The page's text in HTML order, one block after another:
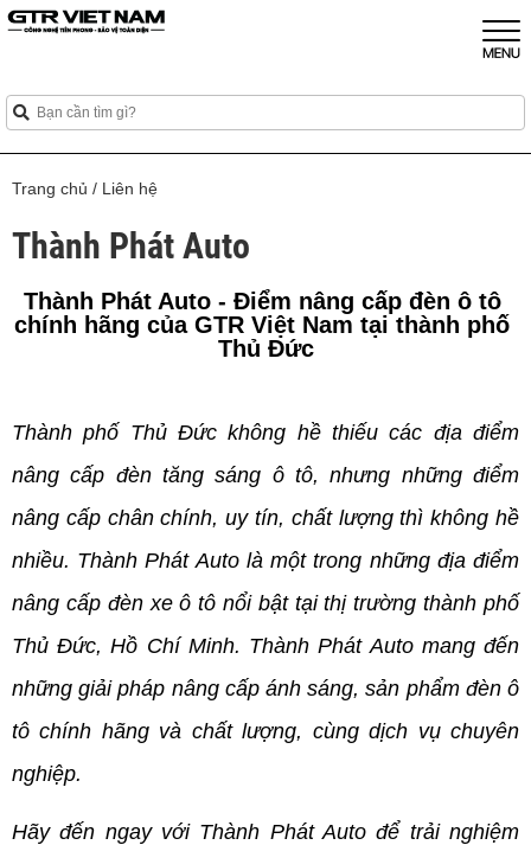
Trang chủ / Liên hệ
Thành Phát Auto
Thành Phát Auto - Điểm nâng cấp đèn ô tô
chính hãng của GTR Việt Nam tại thành phố
Thủ Đức
Thành phố Thủ Đức không hề thiếu các địa điểm
nâng cấp đèn tăng sáng ô tô, nhưng những điểm
nâng cấp chân chính, uy tín, chất lượng thì không hề
nhiều. Thành Phát Auto là một trong những địa điểm
nâng cấp đèn xe ô tô nổi bật tại thị trường thành phố
Thủ Đức, Hồ Chí Minh. Thành Phát Auto mang đến
những giải pháp nâng cấp ánh sáng, sản phẩm đèn ô
tô chính hãng và chất lượng, cùng dịch vụ chuyên
nghiệp.
Hãy đến ngay với Thành Phát Auto để trải nghiệm